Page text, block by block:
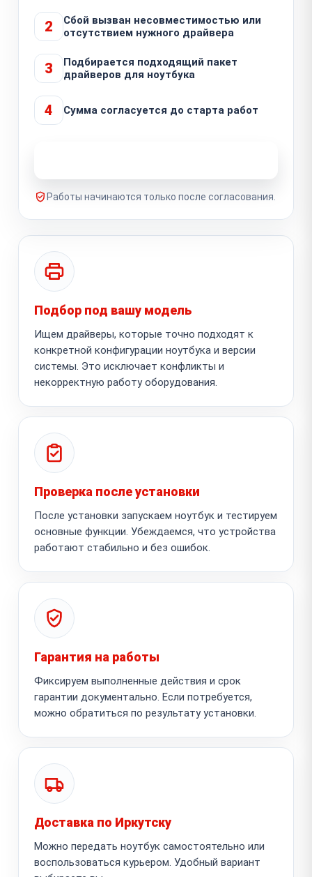
2
Сбой вызван несовместимостью или
отсутствием нужного драйвера
3
Подбирается подходящий пакет
драйверов для ноутбука
4 Сумма согласуется до старта работ
Работы начинаются только после согласования.
Подбор под вашу модель
Ищем драйверы, которые точно подходят к
конкретной конфигурации ноутбука и версии
системы. Это исключает конфликты и
некорректную работу оборудования.
Проверка после установки
После установки запускаем ноутбук и тестируем
основные функции. Убеждаемся, что устройства
работают стабильно и без ошибок.
Гарантия на работы
Фиксируем выполненные действия и срок
гарантии документально. Если потребуется,
можно обратиться по результату установки.
Доставка по Иркутску
Можно передать ноутбук самостоятельно или
воспользоваться курьером. Удобный вариант